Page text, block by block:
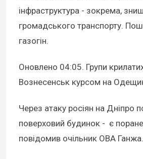
інфраструктура - зокрема,
громадського транспорту.
газогін.
Оновлено 04:05. Групи
Вознесенськ курсом на
Через атаку росіян на Дніпро
поверховий будинок - є
повідомив очільник ОВА Ганжа.